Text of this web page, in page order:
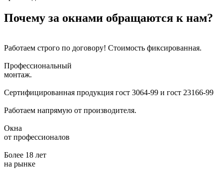
Почему за окнами обращаются к нам?
Работаем строго по договору! Стоимость фиксированная.
Профессиональный
монтаж.
Сертифицированная продукция гост 3064-99 и гост 23166-99
Работаем напрямую от производителя.
Окна
от профессионалов
Более 18 лет
на рынке